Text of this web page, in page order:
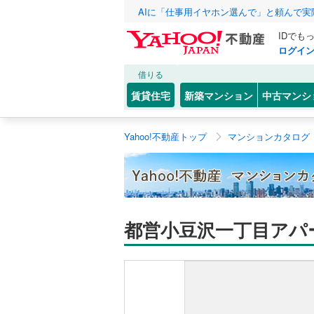
AIに「仕事用イヤホン選んで」と頼んで
IDでも
ログイン
借りる
賃貸住宅 新築マンション 中古マンシ
Yahoo!不動産トップ マンションカタログ
都営小豆沢一丁目ア